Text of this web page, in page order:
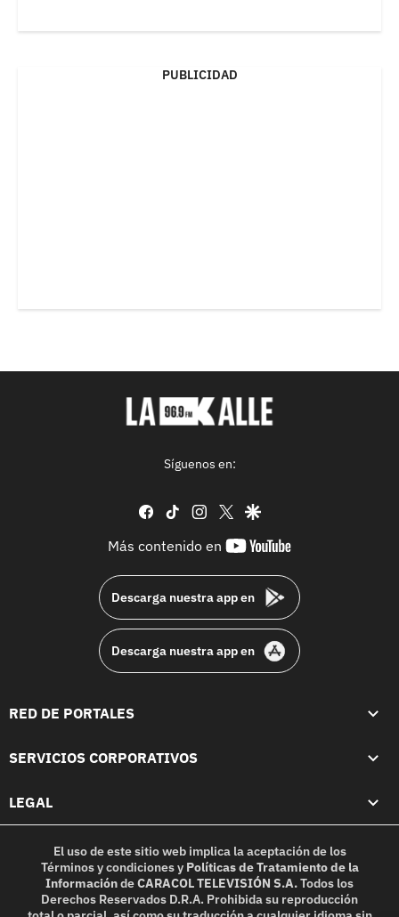
PUBLICIDAD
Síguenos en:
facebook
tiktok instagram
twittergoogle
Más contenido en
youtube-
Descarga nuestra app en
Descarga nuestra app en
RED DE PORTALES
SERVICIOS CORPORATIVOS
LEGAL
El uso de este sitio web implica la aceptación de los
Términos y condicionesy Políticas de Tratamiento de la
InformacióndeCARACOL TELEVISIÓN S.A.Todos los
Derechos Reservados D.R.A. Prohibida su reproducción